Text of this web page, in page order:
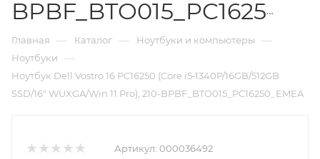
BPBF_BTO015_PC16250_EMEA
Главная — Каталог — Ноутбуки и компьютеры —
Ноутбуки —
Ноутбук Dell Vostro 16 PC16250 (Core i5‑1340P/16GB/512GB
SSD/16" WUXGA/Win 11 Pro), 210-BPBF_BTO015_PC16250_EMEA
Артикул: 000036492